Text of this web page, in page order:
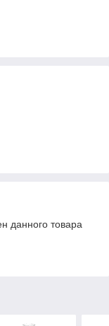
данного товара